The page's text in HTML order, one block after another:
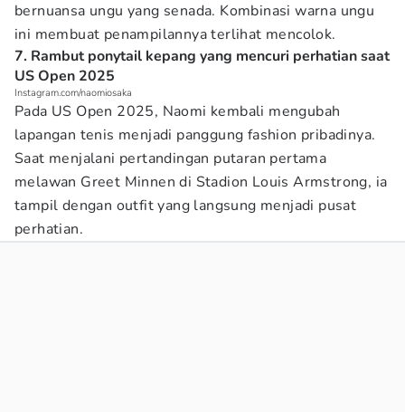
bernuansa ungu yang senada. Kombinasi warna ungu
ini membuat penampilannya terlihat mencolok.
7. Rambut ponytail kepang yang mencuri perhatian saat
US Open 2025
Instagram.com/naomiosaka
Pada US Open 2025, Naomi kembali mengubah
lapangan tenis menjadi panggung fashion pribadinya.
Saat menjalani pertandingan putaran pertama
melawan Greet Minnen di Stadion Louis Armstrong, ia
tampil dengan outfit yang langsung menjadi pusat
perhatian.